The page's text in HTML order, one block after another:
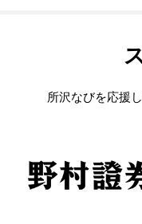
所沢なびを応援